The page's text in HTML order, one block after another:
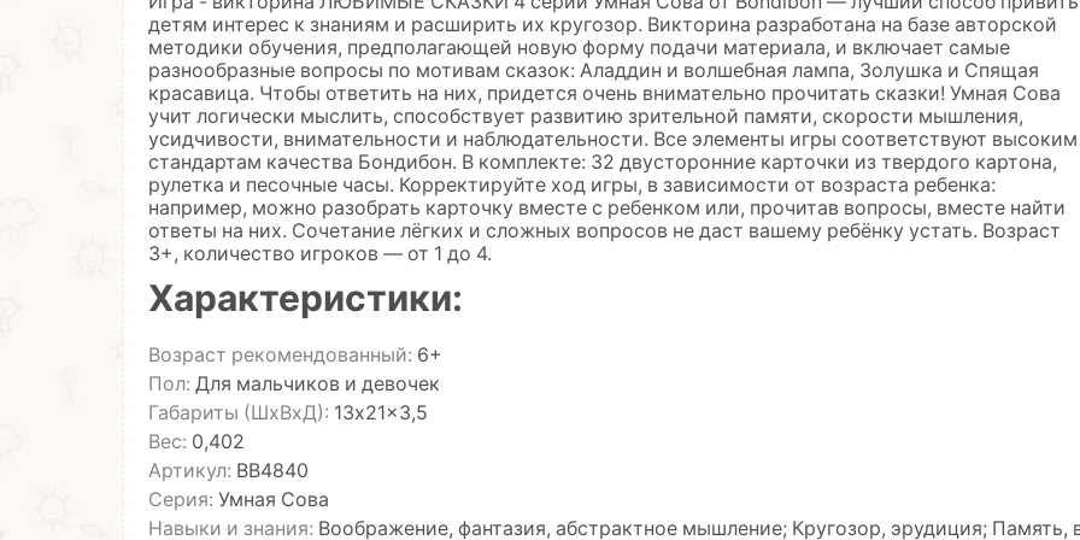
детям интерес к знаниям и расширить их кругозор. Викторина разработана на базе авторской
методики обучения, предполагающей новую форму подачи материала, и включает самые
разнообразные вопросы по мотивам сказок: Аладдин и волшебная лампа, Золушка и Спящая
красавица. Чтобы ответить на них, придется очень внимательно прочитать сказки! Умная Сова
учит логически мыслить, способствует развитию зрительной памяти, скорости мышления,
усидчивости, внимательности и наблюдательности. Все элементы игры соответствуют высоким
стандартам качества Бондибон. В комплекте: 32 двусторонние карточки из твердого картона,
рулетка и песочные часы. Корректируйте ход игры, в зависимости от возраста ребенка:
например, можно разобрать карточку вместе с ребенком или, прочитав вопросы, вместе найти
ответы на них. Сочетание лёгких и сложных вопросов не даст вашему ребёнку устать. Возраст
3+, количество игроков — от 1 до 4.
Характеристики:
Возраст рекомендованный: 6+
Пол: Для мальчиков и девочек
Габариты (ШхВхД): 13x21x3,5
Вес: 0,402
Артикул: ВВ4840
Серия: Умная Сова
Навыки и знания: Воображение, фантазия, абстрактное мышление; Кругозор, эрудиция; Память,